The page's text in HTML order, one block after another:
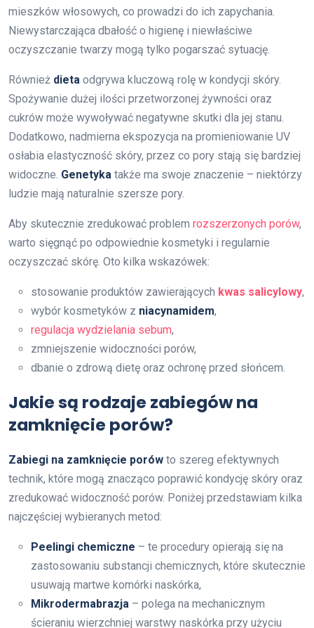
mieszków włosowych, co prowadzi do ich zapychania.
Niewystarczająca dbałość o higienę i niewłaściwe
oczyszczanie twarzy mogą tylko pogarszać sytuację.
Również dieta odgrywa kluczową rolę w kondycji skóry.
Spożywanie dużej ilości przetworzonej żywności oraz
cukrów może wywoływać negatywne skutki dla jej stanu.
Dodatkowo, nadmierna ekspozycja na promieniowanie UV
osłabia elastyczność skóry, przez co pory stają się bardziej
widoczne. Genetyka także ma swoje znaczenie – niektórzy
ludzie mają naturalnie szersze pory.
Aby skutecznie zredukować problem rozszerzonych porów,
warto sięgnąć po odpowiednie kosmetyki i regularnie
oczyszczać skórę. Oto kilka wskazówek:
stosowanie produktów zawierających kwas salicylowy,
wybór kosmetyków z niacynamidem,
regulacja wydzielania sebum,
zmniejszenie widoczności porów,
dbanie o zdrową dietę oraz ochronę przed słońcem.
Jakie są rodzaje zabiegów na
zamknięcie porów?
Zabiegi na zamknięcie porów to szereg efektywnych
technik, które mogą znacząco poprawić kondycję skóry oraz
zredukować widoczność porów. Poniżej przedstawiam kilka
najczęściej wybieranych metod:
Peelingi chemiczne – te procedury opierają się na
zastosowaniu substancji chemicznych, które skutecznie
usuwają martwe komórki naskórka,
Mikrodermabrazja – polega na mechanicznym
ścieraniu wierzchniej warstwy naskórka przy użyciu